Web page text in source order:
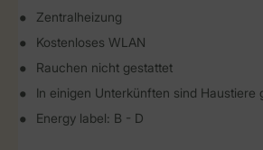
Zentralheizung
Kostenloses WLAN
Rauchen nicht gestattet
In einigen Unterkünften sind Haustiere
Energy label: B - D